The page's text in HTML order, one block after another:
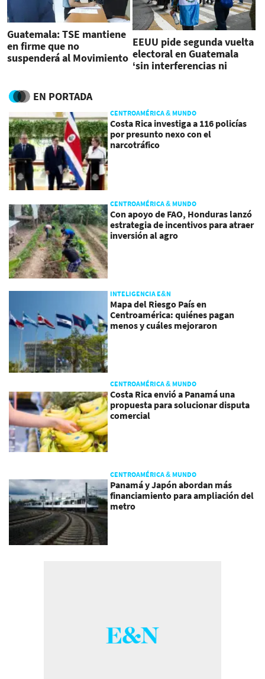
Guatemala: TSE mantiene
en firme que no
suspenderá al Movimiento
EEUU pide segunda vuelta
electoral en Guatemala
‘sin interferencias ni
EN PORTADA
CENTROAMÉRICA & MUNDO
Costa Rica investiga a 116 policías
por presunto nexo con el
narcotráfico
CENTROAMÉRICA & MUNDO
Con apoyo de FAO, Honduras lanzó
estrategia de incentivos para atraer
inversión al agro
INTELIGENCIA E&N
Mapa del Riesgo País en
Centroamérica: quiénes pagan
menos y cuáles mejoraron
CENTROAMÉRICA & MUNDO
Costa Rica envió a Panamá una
propuesta para solucionar disputa
comercial
CENTROAMÉRICA & MUNDO
Panamá y Japón abordan más
financiamiento para ampliación del
metro